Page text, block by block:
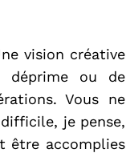
vision créative
déprime ou de
Vous ne
je pense,
être accomplies